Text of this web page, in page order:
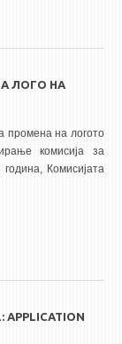
ЛОГО НА
промена на логото
комисија за
Комисијата
лого на Машински
APPLICATION